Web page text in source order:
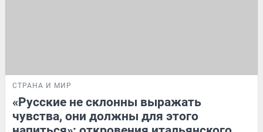
СТРАНА И МИР
«Русские не склонны выражать
чувства, они должны для этого